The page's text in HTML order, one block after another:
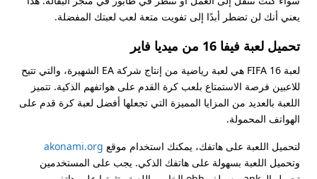
يعني أنك لن تضطر أبدًا إلى تفويت متعة لعب لعبتك المفضلة.
تحميل لعبة فيفا 16 من ميديا فاير
لعبة FIFA 16 هي لعبة رياضية من إنتاج شركة EA الشهيرة، والتي تتيح
للاعبين فرصة الاستمتاع بلعب كرة القدم على هواتفهم الذكية. تتميز
اللعبة بالعديد من المزايا المميزة التي تجعلها أفضل لعبة كرة قدم على
الهواتف المحمولة.
لتحميل اللعبة على هاتفك، يمكنك استخدام موقع akonami.org
وتحميل اللعبة بسهولة على هاتفك الذكي. يجب على المستخدمين